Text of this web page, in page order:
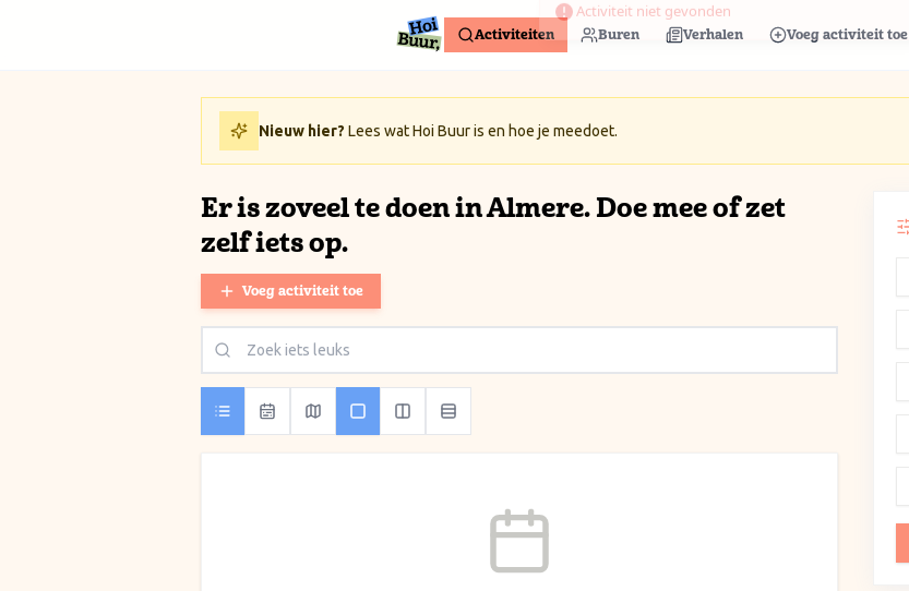
Activiteiten Buren Verhalen Voeg activiteit toe
Nieuw hier? Lees wat Hoi Buur is en hoe je meedoet.
Er is zoveel te doen in Almere. Doe mee of zet
zelf iets op.
Voeg activiteit toe